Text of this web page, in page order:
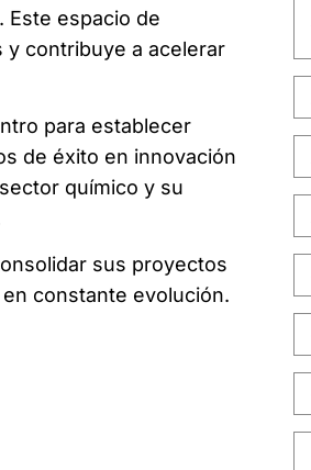
Este espacio de
contribuye a acelerar
para establecer
de éxito en innovación
químico y su
sus proyectos
constante evolución.